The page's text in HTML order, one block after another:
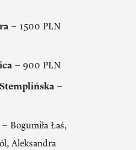
– 1500 PLN
– 900 PLN
–
– Bogumiła Łaś,
Aleksandra